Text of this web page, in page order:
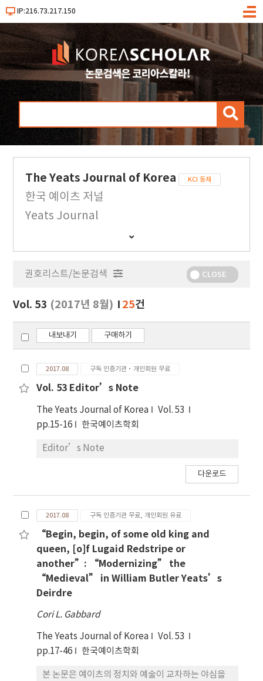
IP:216.73.217.150
메
검
The Yeats Journal of Korea KCI 등재
한국 예이츠 저널
Yeats Journal
간
행
보
기
권호리스트/논문검색 CLOSE
Vol. 53 (2017년 8월) 25건
내보내기 구매하기
2017.08 구독 인증기관·개인회원 무료
Vol. 53 Editor’s Note
The Yeats Journal of Korea
Vol. 53
pp.15-16
한국예이츠학회
Editor’s Note
다운로드
2017.08 구독 인증기관 무료, 개인회원 유료
“Begin, begin, of some old king and
queen, [o]f Lugaid Redstripe or
another”: “Modernizing” the
“Medieval” in William Butler Yeats’s
Deirdre
Cori L. Gabbard
The Yeats Journal of Korea
Vol. 53
pp.17-46
한국예이츠학회
본 논문은 예이츠의 정치와 예술이 교차하는 야심을